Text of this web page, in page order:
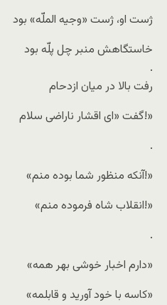
ژست او، ژست «وجیه الملّه» بود
خاستگاهش منبر چل پلّه بود
.
رفت بالا در میان ازدحام
گفت «ای اقشار ناراضی سلام!»
.
«آنکه منظور شما بوده منم!»
«انقلاب شاه فرموده منم!»
.
«دارم اخبار خوشی بهر همه»
«کاسه با خود آورید و قابلمه»